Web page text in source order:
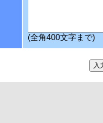
(全角400文字まで)